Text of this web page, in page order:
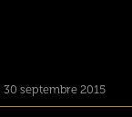
septembre 2015